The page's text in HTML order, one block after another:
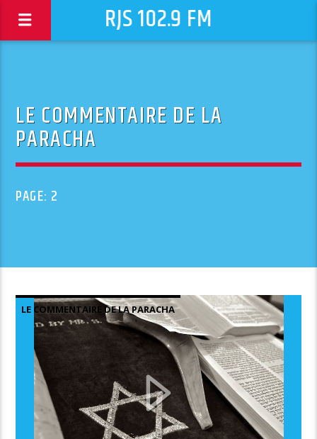
RJS 102.9 FM
LE COMMENTAIRE DE LA
PARACHA
PAGE: 2
LE COMMENTAIRE DE LA PARACHA